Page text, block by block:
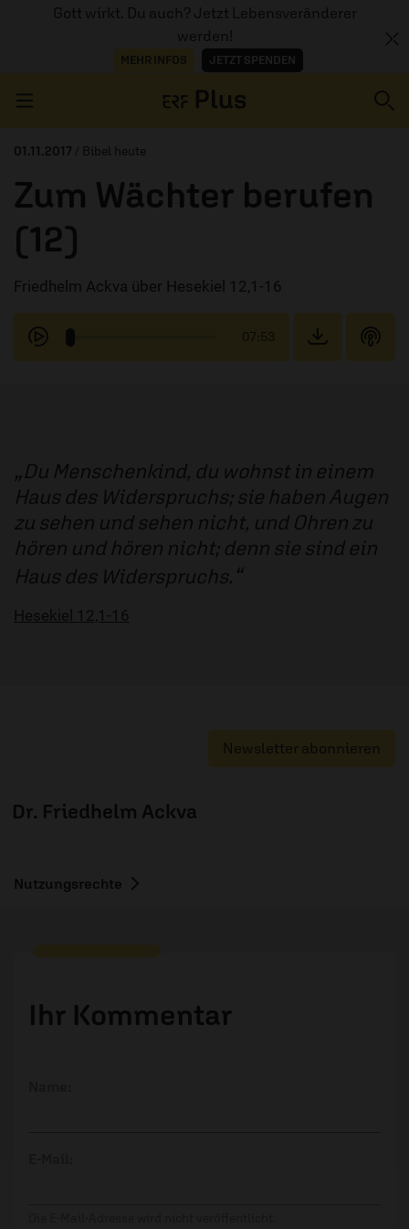
Gott wirkt. Du auch? Jetzt Lebensveränderer
werden!
MEHR INFOS JETZT SPENDEN
AUDIOTHEK
PROGRAMM
MITMACHEN
01.11.2017 / Bibel heute
Zum Wächter berufen
(12)
Friedhelm Ackva über Hesekiel 12,1-16
07:53
Du Menschenkind, du wohnst in einem
Haus des Widerspruchs; sie haben Augen
zu sehen und sehen nicht, und Ohren zu
hören und hören nicht; denn sie sind ein
Haus des Widerspruchs.
Hesekiel 12,1-16
Newsletter abonnieren
Dr. Friedhelm Ackva
Nutzungsrechte
Ihr Kommentar